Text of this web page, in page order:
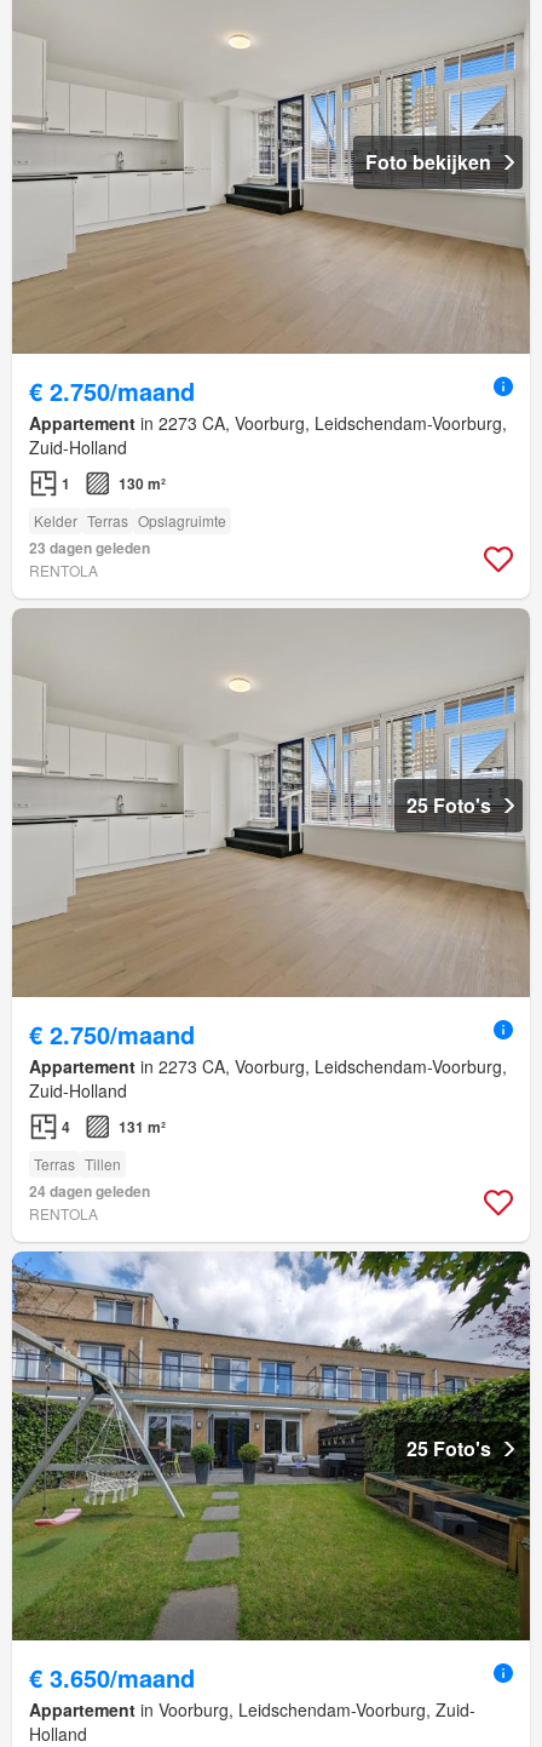
Foto bekijken
€ 2.750/maand
Appartement in 2273 CA, Voorburg, Leidschendam-Voorburg,
Zuid-Holland
1 130 m²
Kelder Terras Opslagruimte
23 dagen geleden
RENTOLA
25 Foto's
€ 2.750/maand
Appartement in 2273 CA, Voorburg, Leidschendam-Voorburg,
Zuid-Holland
4 131 m²
Terras Tillen
24 dagen geleden
RENTOLA
25 Foto's
€ 3.650/maand
Appartement in Voorburg, Leidschendam-Voorburg, Zuid-
Holland